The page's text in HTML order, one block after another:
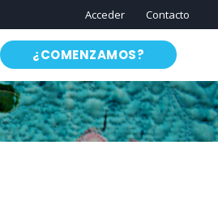
Acceder Contacto
¿COMENZAMOS?